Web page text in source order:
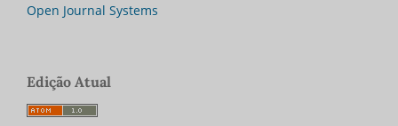
Open Journal Systems
Edição Atual